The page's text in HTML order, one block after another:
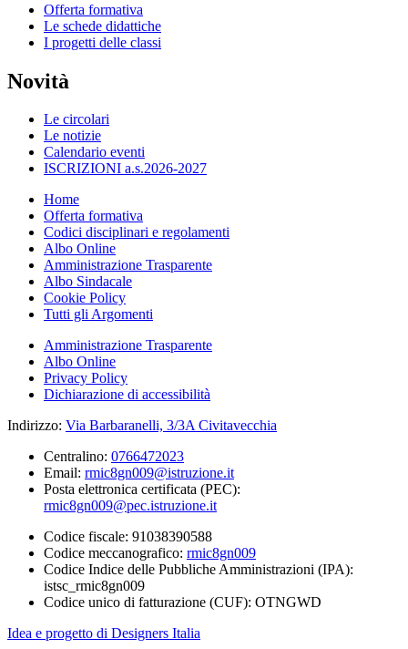
Offerta formativa
Le schede didattiche
I progetti delle classi
Novità
Le circolari
Le notizie
Calendario eventi
ISCRIZIONI a.s.2026-2027
Home
Offerta formativa
Codici disciplinari e regolamenti
Albo Online
Amministrazione Trasparente
Albo Sindacale
Cookie Policy
Tutti gli Argomenti
Amministrazione Trasparente
Albo Online
Privacy Policy
Dichiarazione di accessibilità
Indirizzo: Via Barbaranelli, 3/3A Civitavecchia
Centralino: 0766472023
Email: rmic8gn009@istruzione.it
Posta elettronica certificata (PEC):
rmic8gn009@pec.istruzione.it
Codice fiscale: 91038390588
Codice meccanografico: rmic8gn009
Codice Indice delle Pubbliche Amministrazioni (IPA):
istsc_rmic8gn009
Codice unico di fatturazione (CUF): OTNGWD
Idea e progetto di Designers Italia